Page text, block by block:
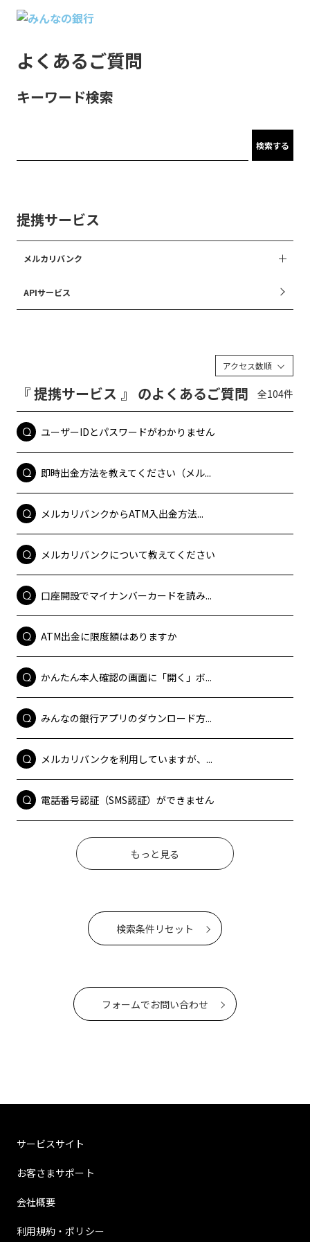
よくあるご質問
キーワード検索
検索する
提携サービス
メルカリバンク
APIサービス
アクセス数順
『 提携サービス 』 のよくあるご質問 全104件
ユーザーIDとパスワードがわかりません
即時出金方法を教えてください（メル...
メルカリバンクからATM入出金方法...
メルカリバンクについて教えてください
口座開設でマイナンバーカードを読み...
ATM出金に限度額はありますか
かんたん本人確認の画面に「開く」ボ...
みんなの銀行アプリのダウンロード方...
メルカリバンクを利用していますが、...
電話番号認証（SMS認証）ができません
もっと見る
検索条件リセット
フォームでお問い合わせ
サービスサイト
お客さまサポート
会社概要
利用規約・ポリシー